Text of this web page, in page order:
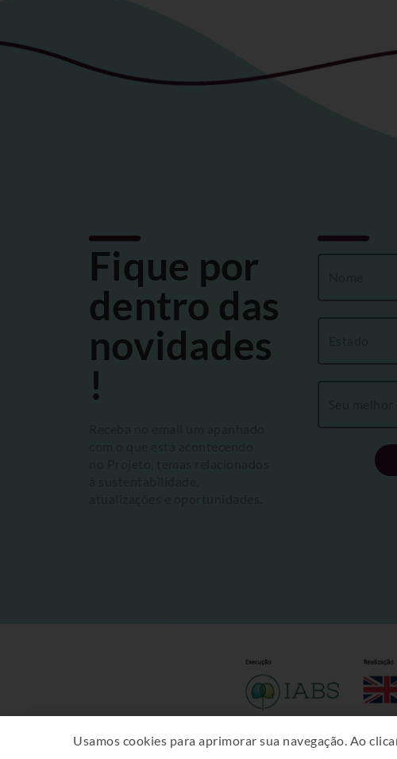
Fique por
dentro das
novidades
!
Usamos cookies para aprimorar sua navegação. Ao